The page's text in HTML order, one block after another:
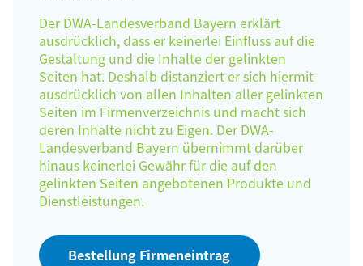
Der DWA-Landesverband Bayern erklärt
ausdrücklich, dass er keinerlei Einfluss auf die
Gestaltung und die Inhalte der gelinkten
Seiten hat. Deshalb distanziert er sich hiermit
ausdrücklich von allen Inhalten aller gelinkten
Seiten im Firmenverzeichnis und macht sich
deren Inhalte nicht zu Eigen. Der DWA-
Landesverband Bayern übernimmt darüber
hinaus keinerlei Gewähr für die auf den
gelinkten Seiten angebotenen Produkte und
Dienstleistungen.
Bestellung Firmeneintrag